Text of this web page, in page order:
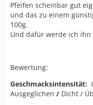
Pfeifen scheinbar gut
und das zu einem
100g.
Und dafür werde ich
Bewertung:
Geschmacksintensität:
Ausgeglichen / Dicht /